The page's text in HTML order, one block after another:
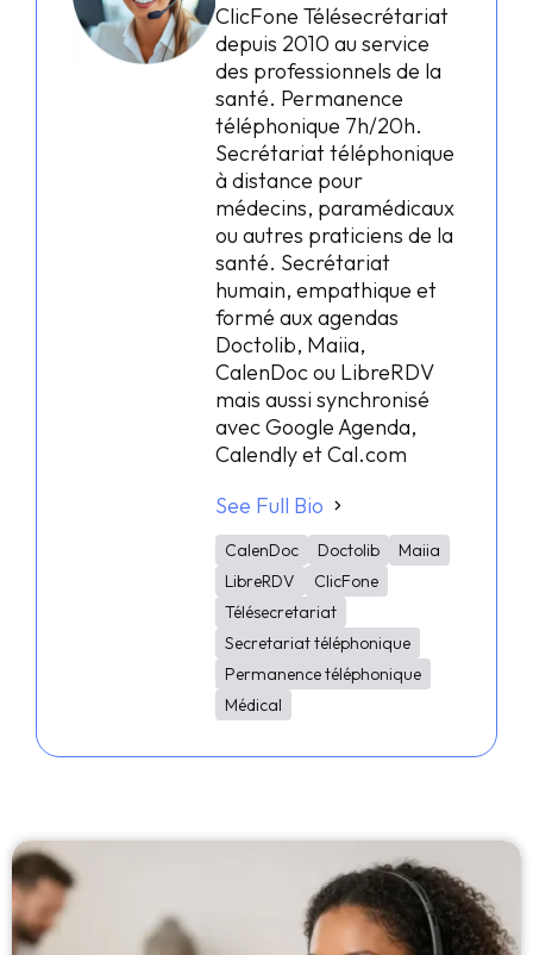
ClicFone Télésecrétariat
depuis 2010 au service
des professionnels de la
santé. Permanence
téléphonique 7h/20h.
Secrétariat téléphonique
à distance pour
médecins, paramédicaux
ou autres praticiens de la
santé. Secrétariat
humain, empathique et
formé aux agendas
Doctolib, Maiia,
CalenDoc ou LibreRDV
mais aussi synchronisé
avec Google Agenda,
Calendly et Cal.com
See Full Bio
CalenDoc Doctolib
Maiia
LibreRDV
ClicFone
Télésecretariat
Secretariat téléphonique
Permanence téléphonique
Médical